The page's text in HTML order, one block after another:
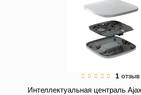
1 отзыв
Интеллектуальная централь